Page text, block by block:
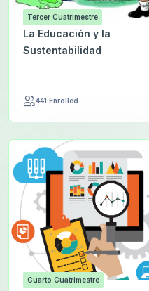
Tercer Cuatrimestre
La Educación y la
Sustentabilidad
441 Enrolled
Cuarto Cuatrimestre